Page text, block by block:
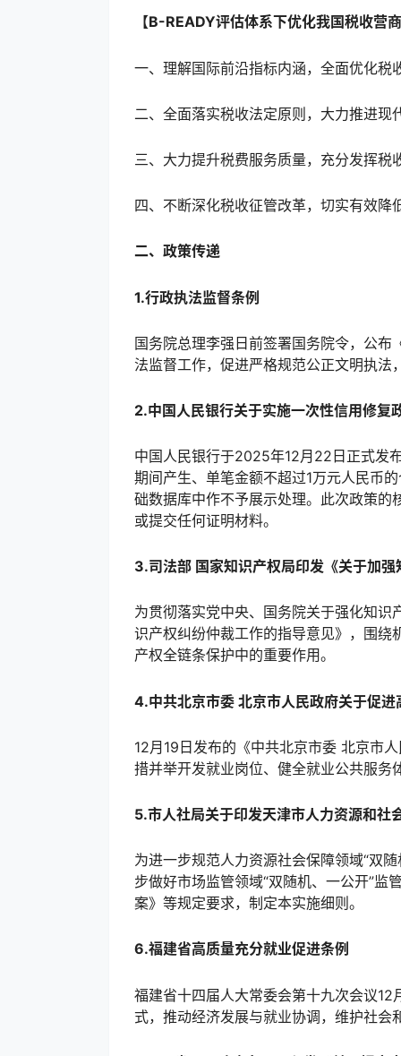
【B-READY评估体系下优化我国税收营
一、理解国际前沿指标内涵，全面优化税
二、全面落实税收法定原则，大力推进现
三、大力提升税费服务质量，充分发挥税
四、不断深化税收征管改革，切实有效降
二、政策传递
1.行政执法监督条例
国务院总理李强日前签署国务院令，公
法监督工作，促进严格规范公正文明执
2.中国人民银行关于实施一次性信用修复
中国人民银行于2025年12月22日正式发
期间产生、单笔金额不超过1万元人民币
础数据库中作不予展示处理。此次政策的
或提交任何证明材料。
3.司法部 国家知识产权局印发《关于加
为贯彻落实党中央、国务院关于强化知
识产权纠纷仲裁工作的指导意见》，围
产权全链条保护中的重要作用。
4.中共北京市委 北京市人民政府关于促
12月19日发布的《中共北京市委 北京市
措并举开发就业岗位、健全就业公共服务
5.市人社局关于印发天津市人力资源和社
为进一步规范人力资源社会保障领域“双
步做好市场监管领域“双随机、一公开”
案》等规定要求，制定本实施细则。
6.福建省高质量充分就业促进条例
福建省十四届人大常委会第十九次会议
式，推动经济发展与就业协调，维护社会